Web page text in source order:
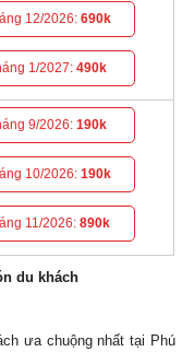
12/2026: 690k
1/2027:490k
9/2026:190k
10/2026: 190k
11/2026:890k
du khách
ưa chuộng nhất tại Phú